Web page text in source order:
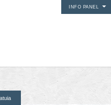
INFO PANEL